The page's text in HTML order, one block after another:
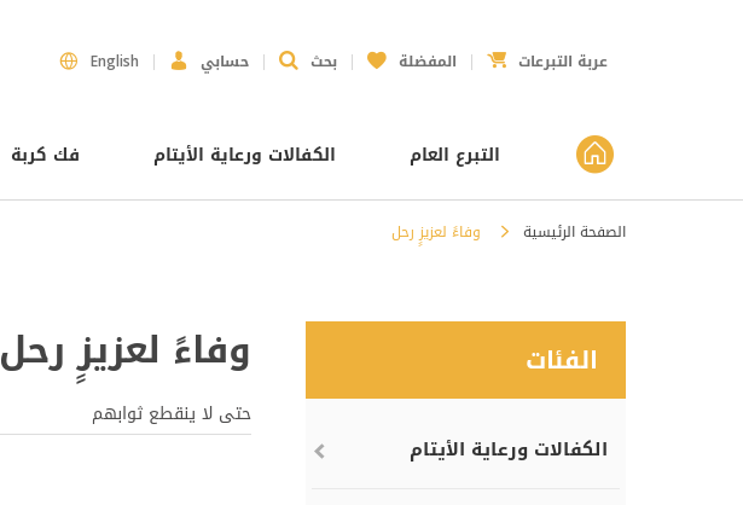
English حسابي بحث المفضلة عربة التبرعات
التبرع العام الكفالات ورعاية الأيتام فك كربة
الصفحة الرئيسية وفاءً لعزيزٍ رحل
الفئات
الكفالات ورعاية الأيتام
وفاءً لعزيزٍ رحل
حتى لا ينقطع ثوابهم